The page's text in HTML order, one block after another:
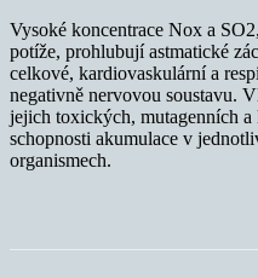
Vysoké koncentrace Nox a
potíže, prohlubují astmatické
celkové, kardiovaskulární a
negativně nervovou soustavu.
jejich toxických, mutagenních a
schopnosti akumulace v
organismech.